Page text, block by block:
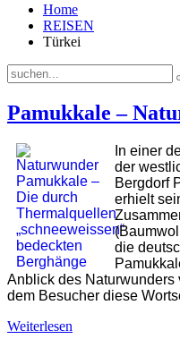
Home
REISEN
Türkei
Pamukkale –
In einer
der
Bergdorf
erhielt
die
Anblick des
dem Besucher diese
Weiterlesen